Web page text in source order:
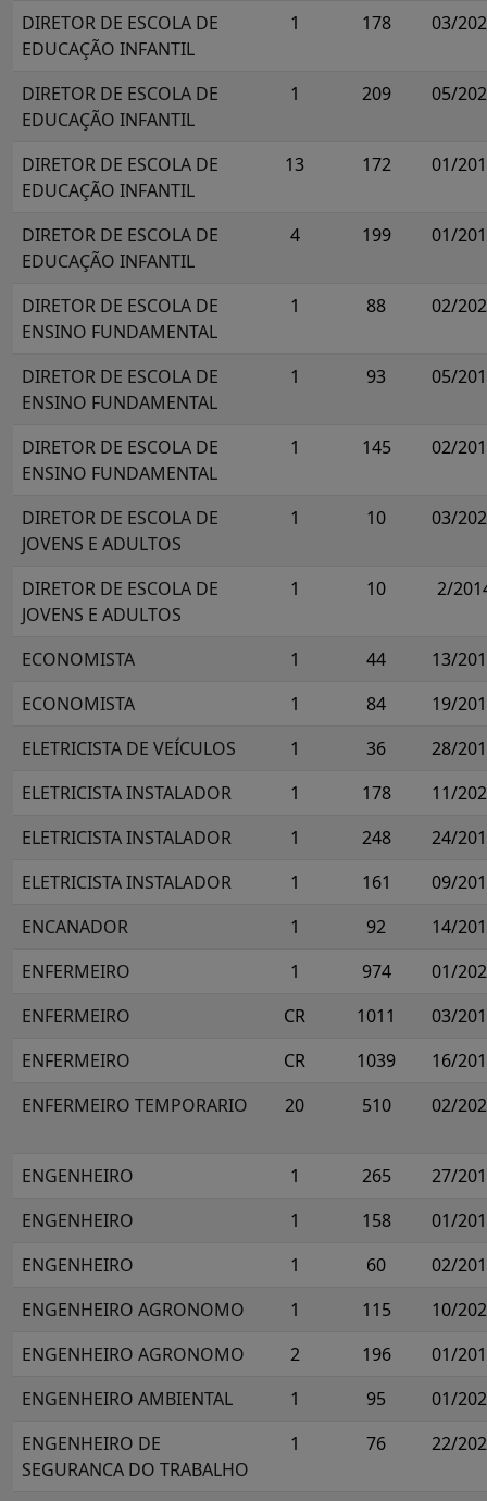
DIRETOR DE ESCOLA DE
EDUCAÇÃO INFANTIL
1 178 03/
DIRETOR DE ESCOLA DE
EDUCAÇÃO INFANTIL
1 209 05/
DIRETOR DE ESCOLA DE
EDUCAÇÃO INFANTIL
13 172 01/
DIRETOR DE ESCOLA DE
EDUCAÇÃO INFANTIL
4 199 01/
DIRETOR DE ESCOLA DE
ENSINO FUNDAMENTAL
1 88 02/
DIRETOR DE ESCOLA DE
ENSINO FUNDAMENTAL
1 93 05/
DIRETOR DE ESCOLA DE
ENSINO FUNDAMENTAL
1 145 02/
DIRETOR DE ESCOLA DE
JOVENS E ADULTOS
1 10 03/
DIRETOR DE ESCOLA DE
JOVENS E ADULTOS
1 10 2/
ECONOMISTA 1 44
13/
ECONOMISTA
1 84
19/
ELETRICISTA DE VEÍCULOS
1 36
28/
ELETRICISTA INSTALADOR
1 178
11/
ELETRICISTA INSTALADOR
1 248
24/
ELETRICISTA INSTALADOR
1 161
09/
ENCANADOR
1 92
14/
ENFERMEIRO
1 974
01/
ENFERMEIRO
CR 1011
03/
ENFERMEIRO
CR 1039
16/
ENFERMEIRO TEMPORARIO
20 510 02/
ENGENHEIRO 1 265
27/
ENGENHEIRO
1 158
01/
ENGENHEIRO
1 60
02/
ENGENHEIRO AGRONOMO
1 115
10/
ENGENHEIRO AGRONOMO
2 196
01/
ENGENHEIRO AMBIENTAL
1 95
01/
ENGENHEIRO DE
SEGURANCA DO TRABALHO
1 76 22/